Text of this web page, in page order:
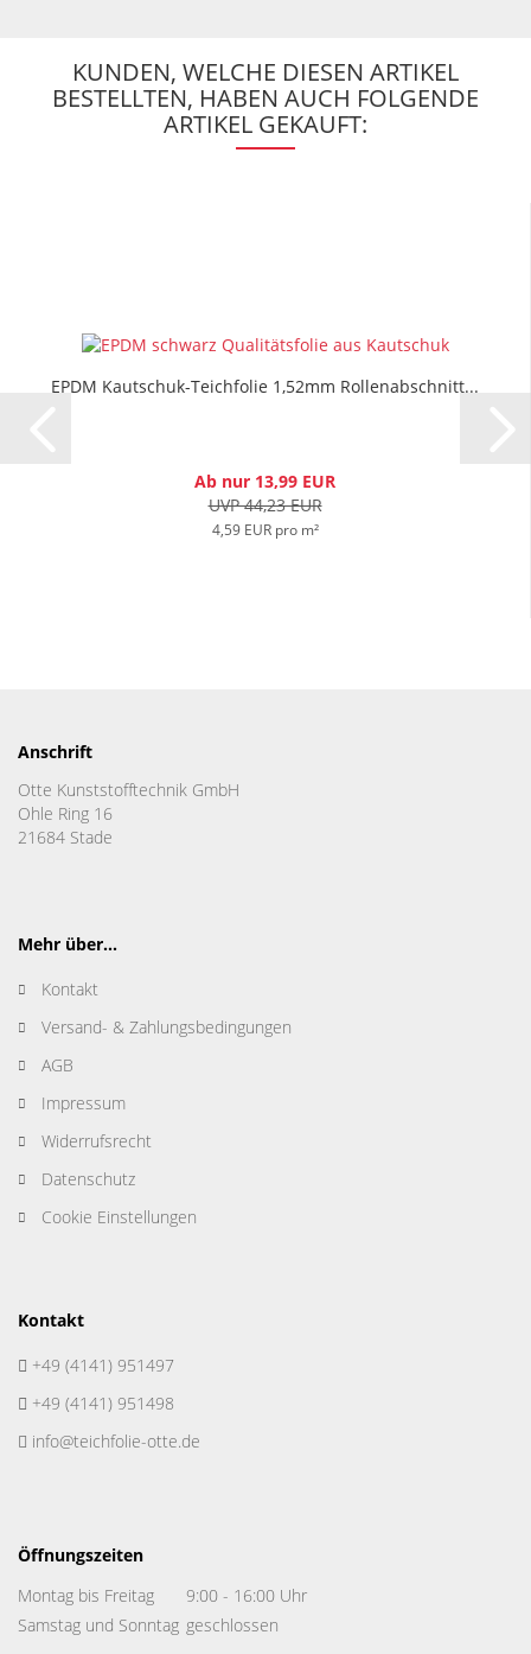
KUNDEN, WELCHE DIESEN ARTIKEL
BESTELLTEN, HABEN AUCH FOLGENDE
ARTIKEL GEKAUFT:
EPDM Kautschuk-Teichfolie 1,52mm Rollenabschnitt...
Ab nur 13,99 EUR
UVP 44,23 EUR
4,59 EUR pro m²
Anschrift
Otte Kunststofftechnik GmbH
Ohle Ring 16
21684 Stade
Mehr über...
Kontakt
Versand- & Zahlungsbedingungen
AGB
Impressum
Widerrufsrecht
Datenschutz
Cookie Einstellungen
Kontakt
+49 (4141) 951497
+49 (4141) 951498
info@teichfolie-otte.de
Öffnungszeiten
Montag bis Freitag
9:00 - 16:00 Uhr
Samstag und Sonntag geschlossen